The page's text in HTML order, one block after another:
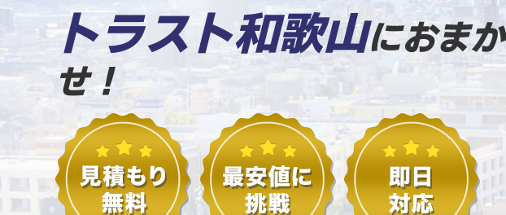
トラスト和歌山におまか
せ！